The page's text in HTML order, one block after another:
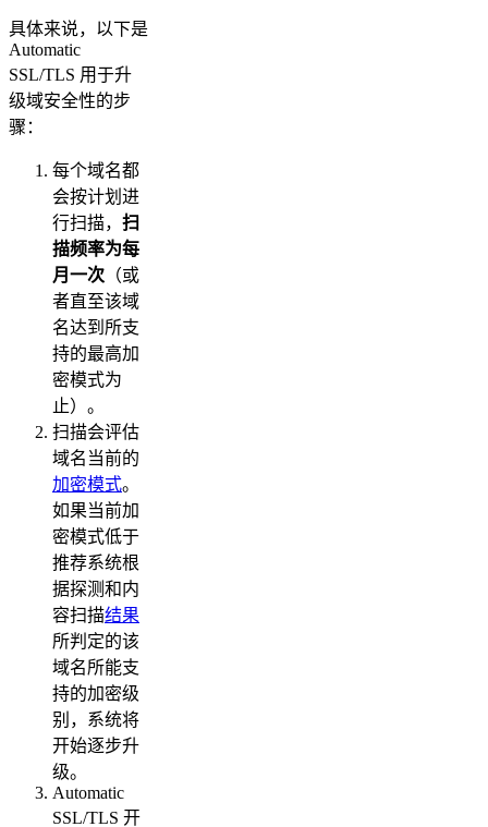
具体来说，以下是
Automatic
SSL/TLS 用于升
级域安全性的步
骤：
每个域名都
会按计划进
行扫描， 扫
描频率为每
月一次 （或
者直至该域
名达到所支
持的最高加
密模式为
止）。
扫描会评估
域名当前的
加密模式。
如果当前加
密模式低于
推荐系统根
据探测和内
容扫描结果
所判定的该
域名所能支
持的加密级
别，系统将
开始逐步升
级。
Automatic
SSL/TLS 开